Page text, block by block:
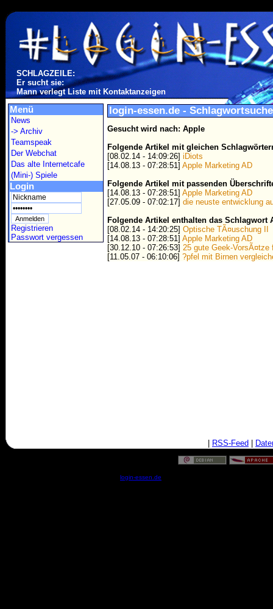
SCHLAGZEILE:
Er sucht sie:
Mann verlegt Liste mit Kontaktanzeigen
Menü
News
-> Archiv
Teamspeak
Der Webchat
Das alte Internetcafe
(Mini-) Spiele
Login
Registrieren
Passwort vergessen
login-essen.de - Schlagwortsuche
Gesucht wird nach: Apple
Folgende Artikel mit gleichen
[08.02.14 - 14:09:26] iDiots
[14.08.13 - 07:28:51] Apple Marketing AD
Folgende Artikel mit passenden
[14.08.13 - 07:28:51] Apple Marketing AD
[27.05.09 - 07:02:17] die neuste entwicklung
Folgende Artikel enthalten das Schlagwort
[08.02.14 - 14:20:25] Optische TÃ¤uschung II
[14.08.13 - 07:28:51] Apple Marketing AD
[30.12.10 - 07:26:53] 25 gute Geek-VorsÃ¤tze
[11.05.07 - 06:10:06] ?pfel mit Birnen
RSS-Feed
login-essen.de